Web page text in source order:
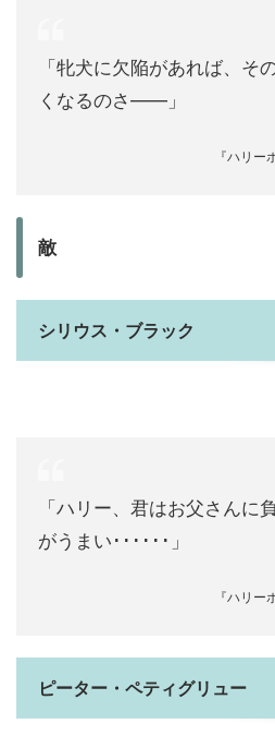
「牝犬に欠陥があれば、そ
くなるのさ――」
『ハリー
敵
シリウス・ブラック
「ハリー、君はお父さんに
がうまい･･････」
『ハリー
ピーター・ペティグリュー